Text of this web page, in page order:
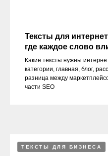
Тексты для
где каждое слово
Какие тексты нужны
категории, главная, блог,
разница между
части SEO
ТЕКСТЫ ДЛЯ БИЗНЕСА